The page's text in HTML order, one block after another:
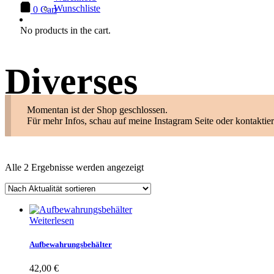
Wunschliste
0 Cart
No products in the cart.
Diverses
Momentan ist der Shop geschlossen.
Für mehr Infos, schau auf meine Instagram Seite oder
Alle 2 Ergebnisse werden angezeigtNach
sortiert
Weiterlesen
Aufbewahrungsbehälter
42,00 €